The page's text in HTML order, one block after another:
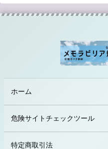
ホーム
危険サイトチェックツール
特定商取引法